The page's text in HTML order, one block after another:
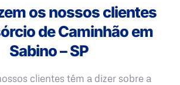
os nossos clientes
de Caminhão em
Sabino – SP
clientes têm a dizer sobre a